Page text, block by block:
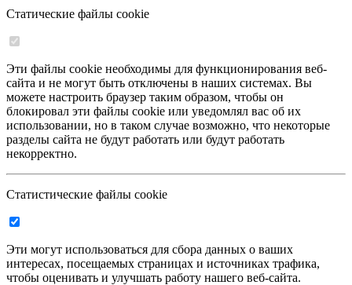
Статические файлы cookie
Эти файлы cookie необходимы для функционирования веб-
сайта и не могут быть отключены в наших системах. Вы
можете настроить браузер таким образом, чтобы он
блокировал эти файлы cookie или уведомлял вас об их
использовании, но в таком случае возможно, что некоторые
разделы сайта не будут работать или будут работать
некорректно.
Статистические файлы cookie
Эти могут использоваться для сбора данных о ваших
интересах, посещаемых страницах и источниках трафика,
чтобы оценивать и улучшать работу нашего веб-сайта.